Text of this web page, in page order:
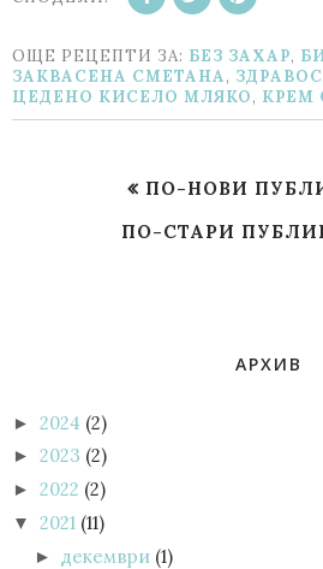
ОЩЕ РЕЦЕПТИ ЗА: БЕЗ ЗАХАР,
ЗАКВАСЕНА СМЕТАНА,
ЦЕДЕНО КИСЕЛО МЛЯКО, KРЕМ
ПО-НОВИ
ПО-СТАРИ
АРХИВ
► 2024 (2)
► 2023 (2)
► 2022 (2)
▼ 2021 (11)
► декември (1)